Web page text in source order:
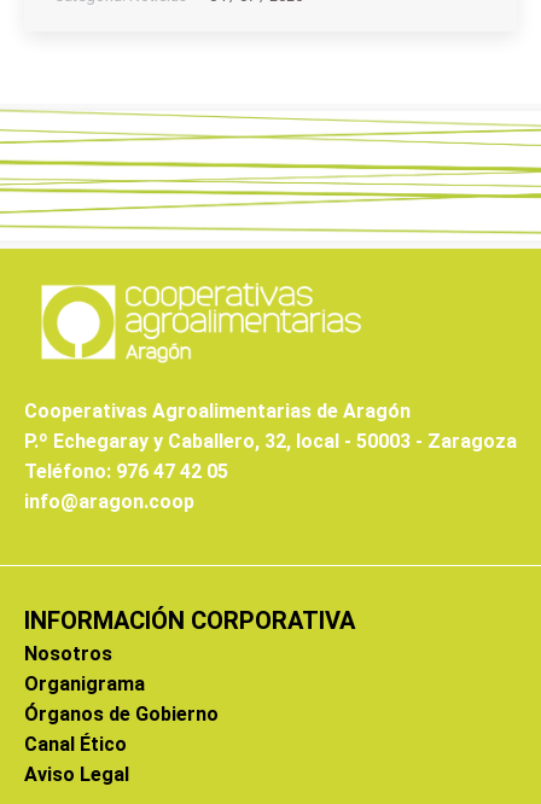
Cooperativas Agroalimentarias de Aragón
P.º Echegaray y Caballero, 32, local - 50003 - Zaragoza
Teléfono: 976 47 42 05
info@aragon.coop
INFORMACIÓN CORPORATIVA
Nosotros
Organigrama
Órganos de Gobierno
Canal Ético
Aviso Legal